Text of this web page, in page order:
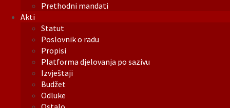
Prethodni mandati
Akti
Statut
Poslovnik o radu
Propisi
Platforma djelovanja po sazivu
Izvještaji
Budžet
Odluke